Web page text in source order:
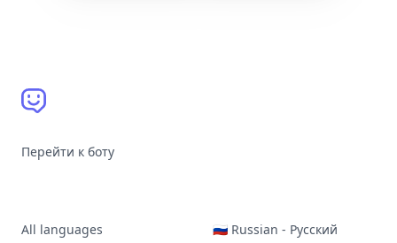
Перейти к боту
All languages 🇷🇺 Russian - Русский